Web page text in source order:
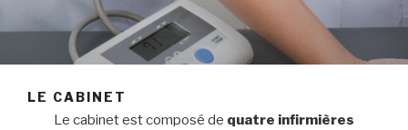
LE CABINET
Le cabinet est composé de quatre infirmières